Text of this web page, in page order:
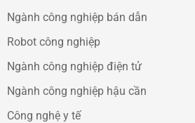
Ngành công nghiệp bán dẫn
Robot công nghiệp
Ngành công nghiệp điện tử
Ngành công nghiệp hậu cần
Công nghệ y tế